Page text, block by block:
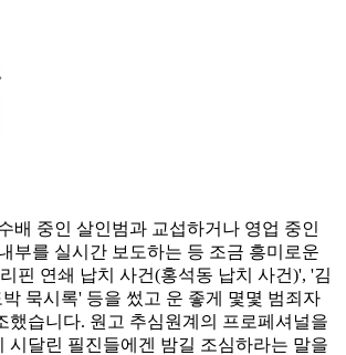
배 중인 살인범과 교섭하거나 영업 중인
부를 실시간 보도하는 등 조금 흥미로운
핀 연쇄 납치 사건(홍석동 납치 사건)', '김
묵시록' 등을 썼고 운 좋게 몇몇 범죄자
했습니다. 원고 추심원계의 프로페셔널을
시달린 필진들에겐 밤길 조심하라는 말을